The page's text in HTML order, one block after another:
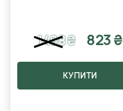
1498₴ 823 ₴
КУПИТИ